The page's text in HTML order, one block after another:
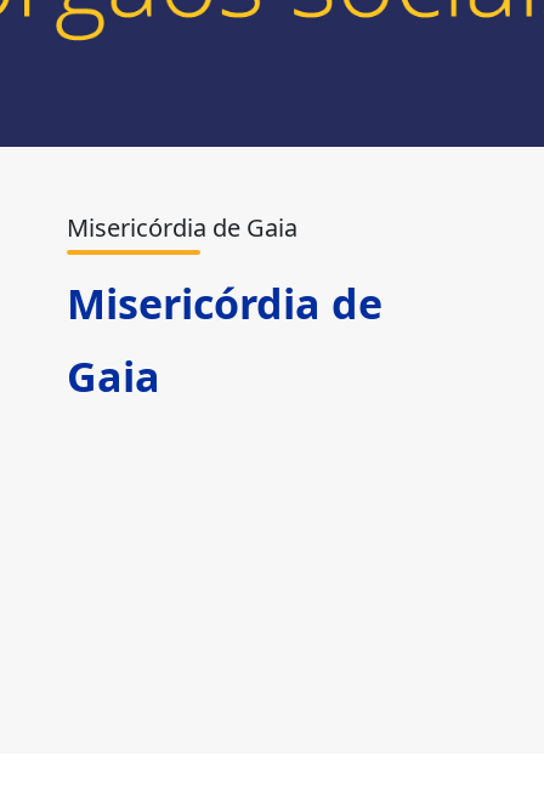
Misericórdia de Gaia
Misericórdia de
Gaia